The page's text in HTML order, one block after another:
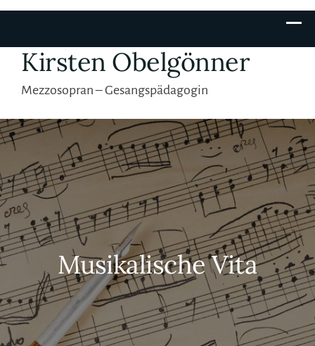
Skip
contentKirsten Obelgönner
Mezzosopran – Gesangspädagogin
Musikalische Vita